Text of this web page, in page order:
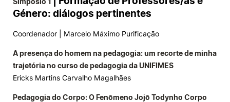
Género: diálogos pertinentes
Coordenador | Marcelo Máximo Purificação
A presença do homem na pedagogia: um recorte de minha
trajetória no curso de pedagogia da UNIFIMES
Ericks Martins Carvalho Magalhães
Pedagogia do Corpo: O Fenômeno Jojô Todynho Corpo